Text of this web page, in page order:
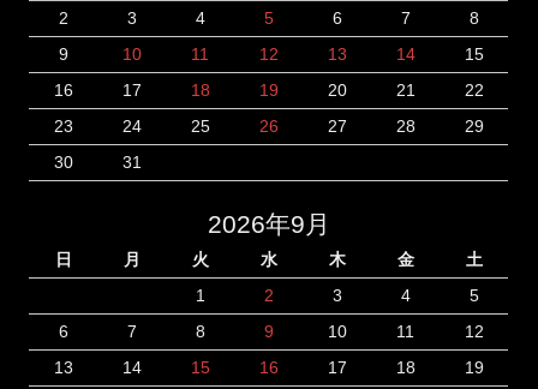
2
3 4 5 6 7
8
9
10 11 12 13 14
15
16
17 18 19 20 21
22
23
24 25 26 27 28
29
30
31
2026年9月
日 月 火 水 木 金
土
1
2 3 4
5
6
7 8 9 10 11
12
13
14 15 16 17 18
19